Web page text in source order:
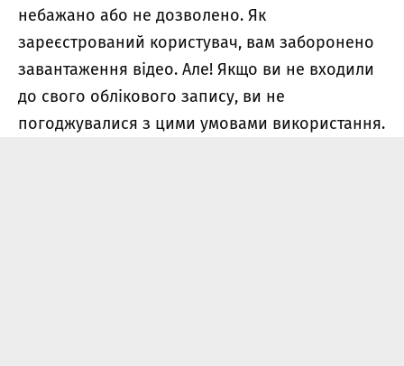
небажано або не дозволено. Як
зареєстрований користувач, вам заборонено
завантаження відео. Але! Якщо ви не входили
до свого облікового запису, ви не
погоджувалися з цими умовами використання.